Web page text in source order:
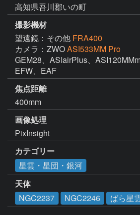
高知県吾川郡いの町
撮影機材
望遠鏡：その他 FRA400
カメラ：ZWOASI533MM Pro
GEM28、ASIairPlus、
焦点距離
400mm
画像処理
PixInsight
カテゴリー
星雲・星団・銀河
天体
NGC2237
NGC2246 ばら星